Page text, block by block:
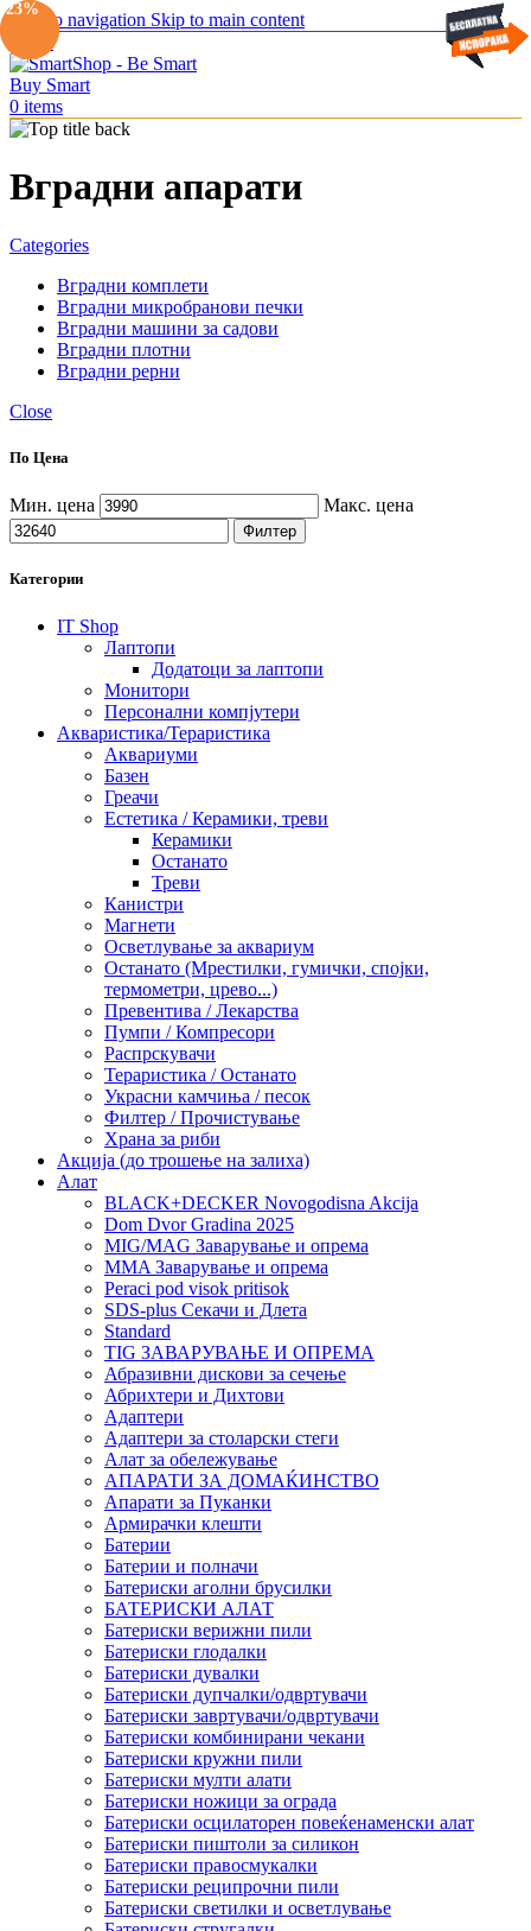
Skip to navigation Skip to main content
0 items
Вградни апарати
Categories
Вградни комплети
Вградни микробранови печки
Вградни машини за садови
Вградни плотни
Вградни рерни
Close
По Цена
Мин. цена Макс. цена
Филтер
Категории
IT Shop
Лаптопи
Додатоци за лаптопи
Монитори
Персонални компјутери
Акваристика/Тераристика
Аквариуми
Базен
Греачи
Естетика / Керамики, треви
Керамики
Останато
Треви
Канистри
Магнети
Осветлување за аквариум
Останато (Мрестилки, гумички, спојки,
термометри, црево...)
Превентива / Лекарства
Пумпи / Компресори
Распрскувачи
Тераристика / Останато
Украсни камчиња / песок
Филтер / Прочистување
Храна за риби
Акција (до трошење на залиха)
Алат
BLACK+DECKER Novogodisna Akcija
Dom Dvor Gradina 2025
MIG/MAG Заварување и опрема
MMA Заварување и опрема
Peraci pod visok pritisok
SDS-plus Секачи и Длета
Standard
TIG ЗАВАРУВАЊЕ И ОПРЕМА
Абразивни дискови за сечење
Абрихтери и Дихтови
Адаптери
Адаптери за столарски стеги
Алат за обележување
АПАРАТИ ЗА ДОМАЌИНСТВО
Апарати за Пуканки
Армирачки клешти
Батерии
Батерии и полначи
Батериски аголни брусилки
БАТЕРИСКИ АЛАТ
Батериски верижни пили
Батериски глодалки
Батериски дувалки
Батериски дупчалки/одвртувачи
Батериски завртувачи/одвртувачи
Батериски комбинирани чекани
Батериски кружни пили
Батериски мулти алати
Батериски ножици за ограда
Батериски осцилаторен повеќенаменски алат
Батериски пиштоли за силикон
Батериски правосмукалки
Батериски реципрочни пили
Батериски светилки и осветлување
-31%
-23%